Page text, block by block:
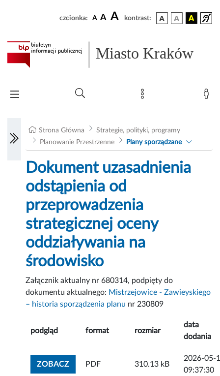
czcionka: A A A kontrast:
Miasto Kraków
Strona Główna
Strategie, polityki, programy
Planowanie Przestrzenne
Plany sporządzane
Dokument uzasadnienia
odstąpienia od
przeprowadzenia
strategicznej oceny
oddziaływania na
środowisko
Załącznik aktualny nr 680314, podpięty do
dokumentu aktualnego: Mistrzejowice - Zawieyskiego
– historia sporządzenia planu nr 230809
podgląd format rozmiar
data
dodania
ZOBACZZOBACZ ZAŁĄCZNIK
PDF 310.13 kB
2026-05-
09:37:30